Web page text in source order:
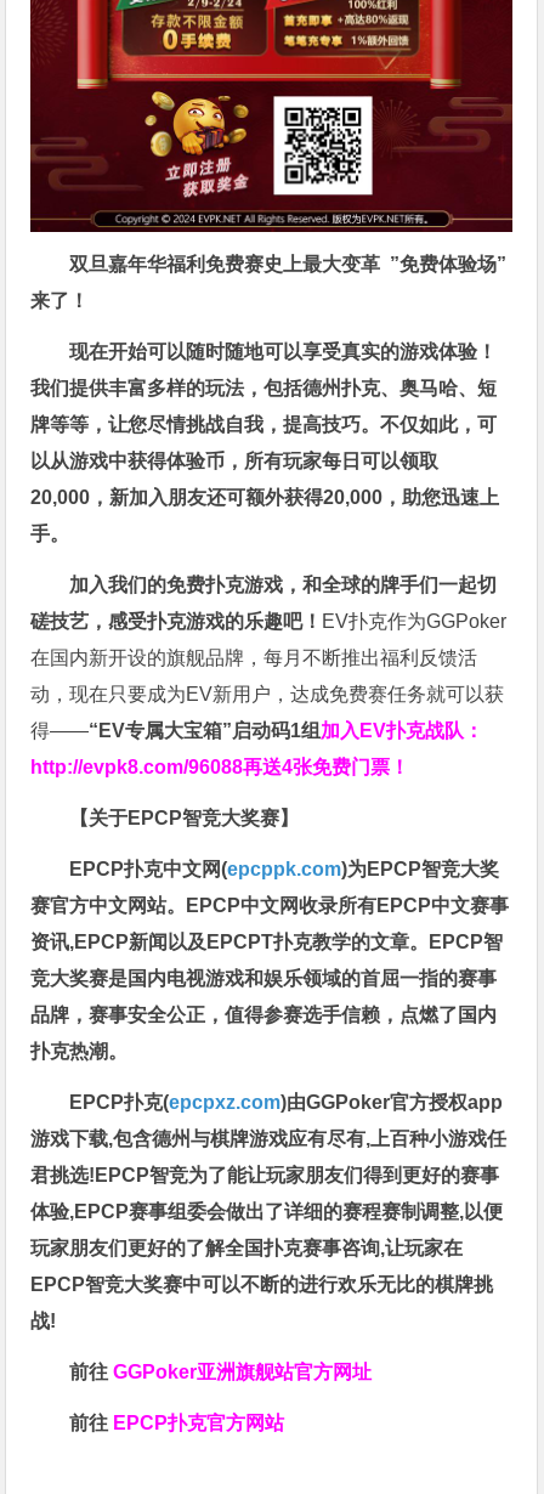
双旦嘉年华福利免费赛史上最大变革 ”免费体验场”
来了！
现在开始可以随时随地可以享受真实的游戏体验！
我们提供丰富多样的玩法，包括德州扑克、奥马哈、短
牌等等，让您尽情挑战自我，提高技巧。不仅如此，可
以从游戏中获得体验币，所有玩家每日可以领取
20,000，新加入朋友还可额外获得20,000，助您迅速上
手。
加入我们的免费扑克游戏，和全球的牌手们一起切
磋技艺，感受扑克游戏的乐趣吧！ EV扑克作为GGPoker
在国内新开设的旗舰品牌，每月不断推出福利反馈活
动，现在只要成为EV新用户，达成免费赛任务就可以获
得——“EV专属大宝箱”启动码1组 加入EV扑克战队：
http://evpk8.com/96088再送4张免费门票！
【关于EPCP智竞大奖赛】
EPCP扑克中文网(epcppk.com)为EPCP智竞大奖
赛官方中文网站。EPCP中文网收录所有EPCP中文赛事
资讯,EPCP新闻以及EPCPT扑克教学的文章。EPCP智
竞大奖赛是国内电视游戏和娱乐领域的首屈一指的赛事
品牌，赛事安全公正，值得参赛选手信赖，点燃了国内
扑克热潮。
EPCP扑克(epcpxz.com)由GGPoker官方授权app
游戏下载,包含德州与棋牌游戏应有尽有,上百种小游戏任
君挑选!EPCP智竞为了能让玩家朋友们得到更好的赛事
体验,EPCP赛事组委会做出了详细的赛程赛制调整,以便
玩家朋友们更好的了解全国扑克赛事咨询,让玩家在
EPCP智竞大奖赛中可以不断的进行欢乐无比的棋牌挑
战!
前往GGPoker亚洲旗舰站官方网址
前往 EPCP扑克官方网站